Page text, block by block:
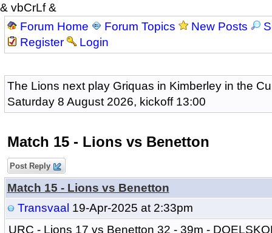
& vbCrLf &
Forum Home
Forum Topics New Posts
Register
Login
The Lions next play Griquas in Kimberley in the
Saturday 8 August 2026, kickoff 13:00
Match 15 - Lions vs Benetton
Post Reply
Match 15 - Lions vs Benetton
Transvaal 19-Apr-2025 at 2:33pm
URC - Lions 17 vs Benetton 32 - 39m -